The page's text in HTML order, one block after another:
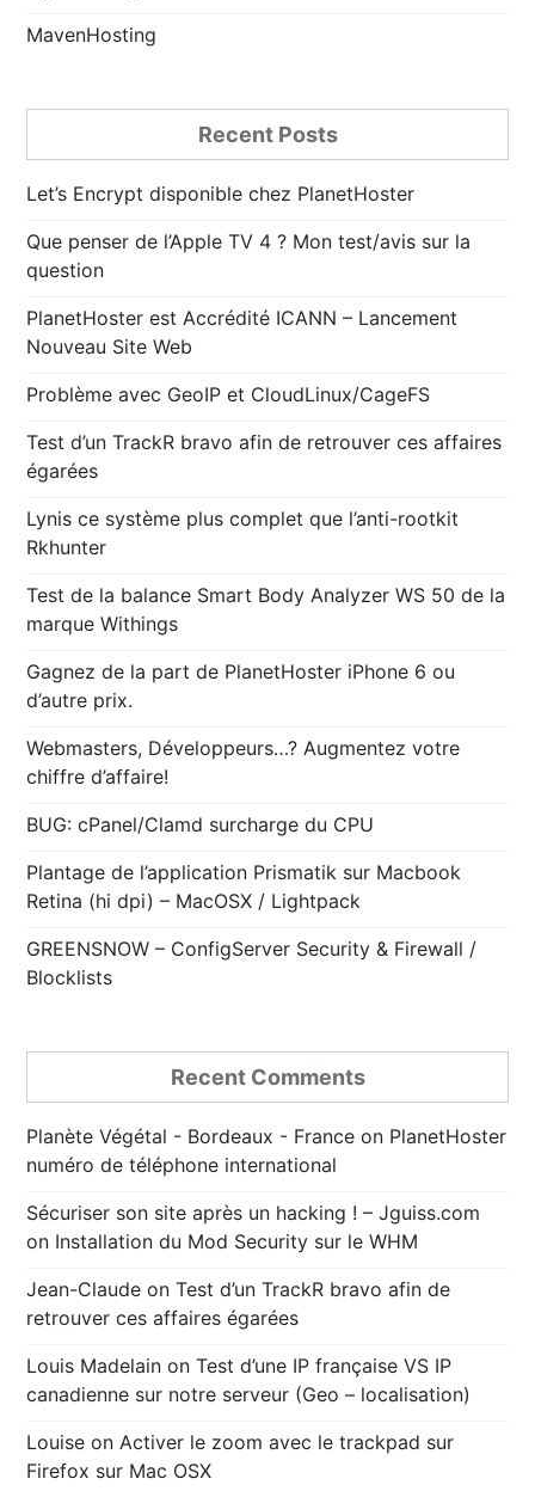
MavenHosting
Recent Posts
Let’s Encrypt disponible chez PlanetHoster
Que penser de l’Apple TV 4 ? Mon test/avis sur la
question
PlanetHoster est Accrédité ICANN – Lancement
Nouveau Site Web
Problème avec GeoIP et CloudLinux/CageFS
Test d’un TrackR bravo afin de retrouver ces affaires
égarées
Lynis ce système plus complet que l’anti-rootkit
Rkhunter
Test de la balance Smart Body Analyzer WS 50 de la
marque Withings
Gagnez de la part de PlanetHoster iPhone 6 ou
d’autre prix.
Webmasters, Développeurs…? Augmentez votre
chiffre d’affaire!
BUG: cPanel/Clamd surcharge du CPU
Plantage de l’application Prismatik sur Macbook
Retina (hi dpi) – MacOSX / Lightpack
GREENSNOW – ConfigServer Security & Firewall /
Blocklists
Recent Comments
Planète Végétal - Bordeaux - France on PlanetHoster
numéro de téléphone international
Sécuriser son site après un hacking ! – Jguiss.com
on Installation du Mod Security sur le WHM
Jean-Claude onTest d’un TrackR bravo afin de
retrouver ces affaires égarées
Louis Madelain onTest d’une IP française VS IP
canadienne sur notre serveur (Geo – localisation)
Louise on Activer le zoom avec le trackpad sur
Firefox sur Mac OSX